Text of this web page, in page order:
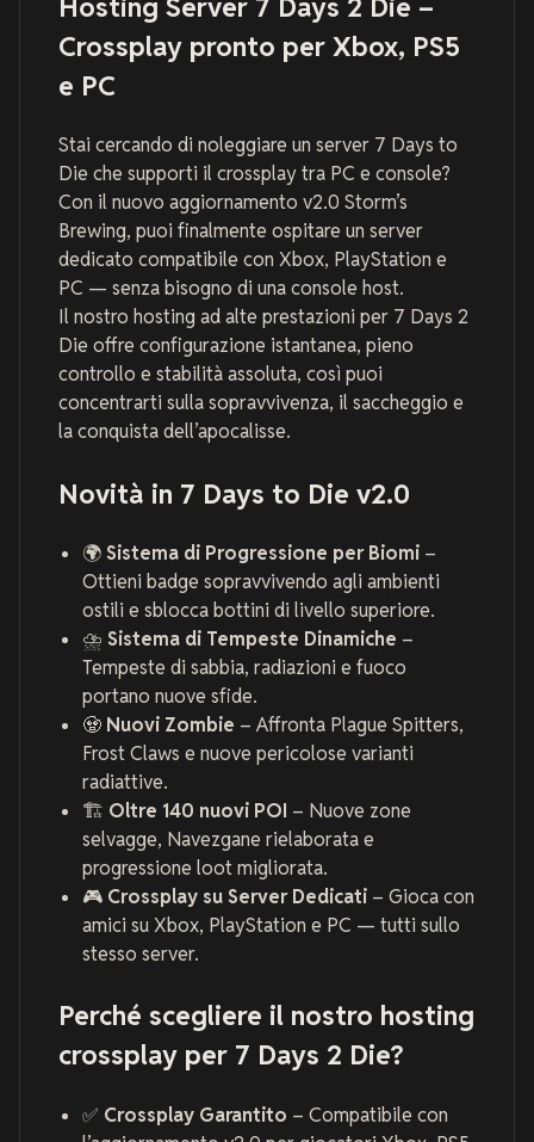
Crossplay pronto per Xbox, PS5
e PC
Stai cercando di noleggiare un server 7 Days to
Die che supporti il crossplay tra PC e console?
Con il nuovo aggiornamento v2.0 Storm’s
Brewing, puoi finalmente ospitare un server
dedicato compatibile con Xbox, PlayStation e
PC — senza bisogno di una console host.
Il nostro hosting ad alte prestazioni per 7 Days 2
Die offre configurazione istantanea, pieno
controllo e stabilità assoluta, così puoi
concentrarti sulla sopravvivenza, il saccheggio e
la conquista dell’apocalisse.
Novità in 7 Days to Die v2.0
🌍Sistema di Progressione per Biomi –
Ottieni badge sopravvivendo agli ambienti
ostili e sblocca bottini di livello superiore.
⛈️ Sistema di Tempeste Dinamiche –
Tempeste di sabbia, radiazioni e fuoco
portano nuove sfide.
🧟 Nuovi Zombie – Affronta Plague Spitters,
Frost Claws e nuove pericolose varianti
radiattive.
🏗️ Oltre 140 nuovi POI – Nuove zone
selvagge, Navezgane rielaborata e
progressione loot migliorata.
🎮 Crossplay su Server Dedicati – Gioca con
amici su Xbox, PlayStation e PC — tutti sullo
stesso server.
Perché scegliere il nostro hosting
crossplay per 7 Days 2 Die?
✅ Crossplay Garantito – Compatibile con